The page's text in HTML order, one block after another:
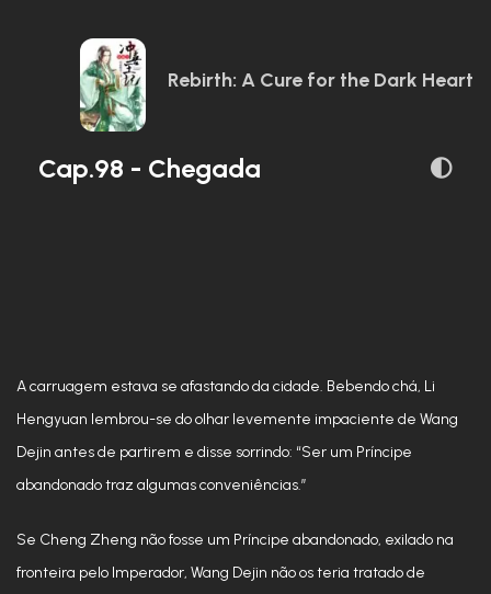
Rebirth: A Cure for the Dark Heart
Cap.98 - Chegada
A carruagem estava se afastando da cidade. Bebendo chá, Li
Hengyuan lembrou-se do olhar levemente impaciente de Wang
Dejin antes de partirem e disse sorrindo: “Ser um Príncipe
abandonado traz algumas conveniências.”
Se Cheng Zheng não fosse um Príncipe abandonado, exilado na
fronteira pelo Imperador, Wang Dejin não os teria tratado de